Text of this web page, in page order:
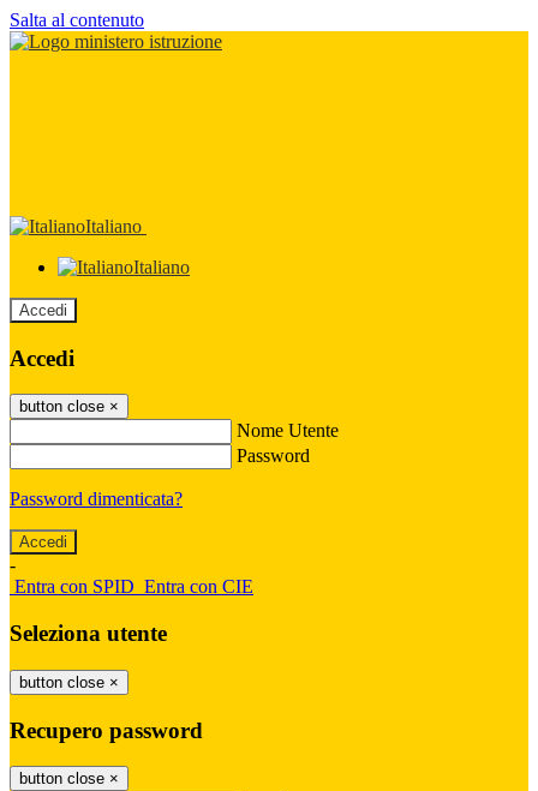
Salta al contenuto
Italiano
Italiano
Accedi
Accedi
button close ×
Nome Utente
Password
Password dimenticata?
-
Entra con SPID Entra con CIE
Seleziona utente
button close ×
Recupero password
button close ×